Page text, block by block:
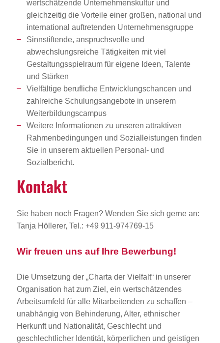
wertschätzende Unternehmenskultur und
gleichzeitig die Vorteile einer großen, national und
international auftretenden Unternehmensgruppe
Sinnstiftende, anspruchsvolle und
abwechslungsreiche Tätigkeiten mit viel
Gestaltungsspielraum für eigene Ideen, Talente
und Stärken
Vielfältige berufliche Entwicklungschancen und
zahlreiche Schulungsangebote in unserem
Weiterbildungscampus
Weitere Informationen zu unseren attraktiven
Rahmenbedingungen und Sozialleistungen finden
Sie in unserem aktuellen Personal- und
Sozialbericht.
Kontakt
Sie haben noch Fragen? Wenden Sie sich gerne an:
Tanja Höllerer, Tel.: +49 911-974769-15
Wir freuen uns auf Ihre Bewerbung!
Die Umsetzung der „Charta der Vielfalt“ in unserer
Organisation hat zum Ziel, ein wertschätzendes
Arbeitsumfeld für alle Mitarbeitenden zu schaffen –
unabhängig von Behinderung, Alter, ethnischer
Herkunft und Nationalität, Geschlecht und
geschlechtlicher Identität, körperlichen und geistigen